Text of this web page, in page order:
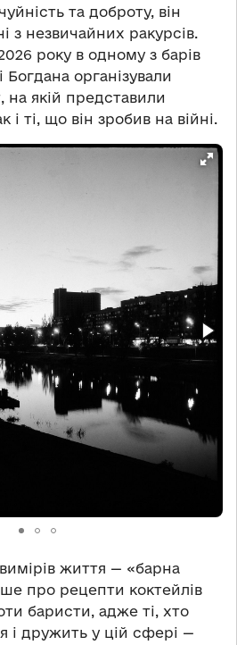
та доброту, він
з незвичайних ракурсів.
року в одному з барів
Богдана організували
на якій представили
і ті, що він зробив на війні.
життя — «барна
про рецепти коктейлів
баристи, адже ті, хто
і дружить у цій сфері —